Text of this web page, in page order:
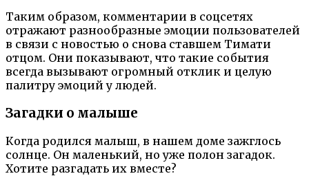
Таким образом, комментарии в соцсетях
отражают разнообразные эмоции пользователей
в связи с новостью о снова ставшем Тимати
отцом. Они показывают, что такие события
всегда вызывают огромный отклик и целую
палитру эмоций у людей.
Загадки о малыше
Когда родился малыш, в нашем доме зажглось
солнце. Он маленький, но уже полон загадок.
Хотите разгадать их вместе?